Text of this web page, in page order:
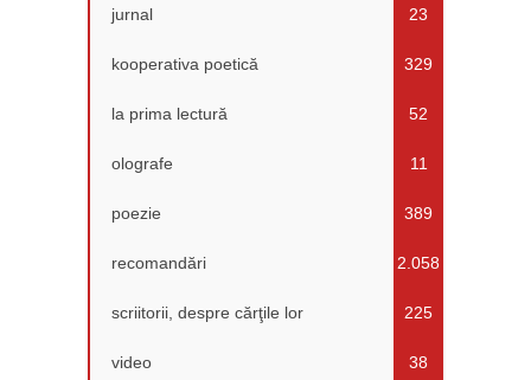
jurnal 23
kooperativa poetică 329
la prima lectură 52
olografe 11
poezie 389
recomandări 2.058
scriitorii, despre cărţile lor 225
video 38